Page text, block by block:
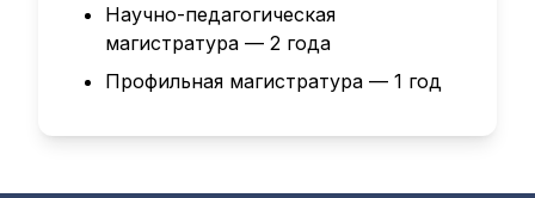
Научно-педагогическая
магистратура — 2 года
Профильная магистратура — 1 год